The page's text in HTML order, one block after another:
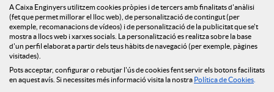
a
c
n
o
Social Room
Seguretat Online
A Caixa Enginyers utilitzem cookies pròpies i de tercers amb finalitats d'anàlisi
(fet que permet millorar el lloc web), de personalització de contingut (per
exemple, recomanacions de vídeos) i de personalització de la publicitat que se't
mostra a llocs web i xarxes socials. La personalització es realitza sobre la base
d'un perfil elaborat a partir dels teus hàbits de navegació (per exemple, pàgines
visitades).
Pots acceptar, configurar o rebutjar l'ús de cookies fent servir els botons facilitats
en aquest avís. Si necessites més informació visita la nostra Política de Cookies